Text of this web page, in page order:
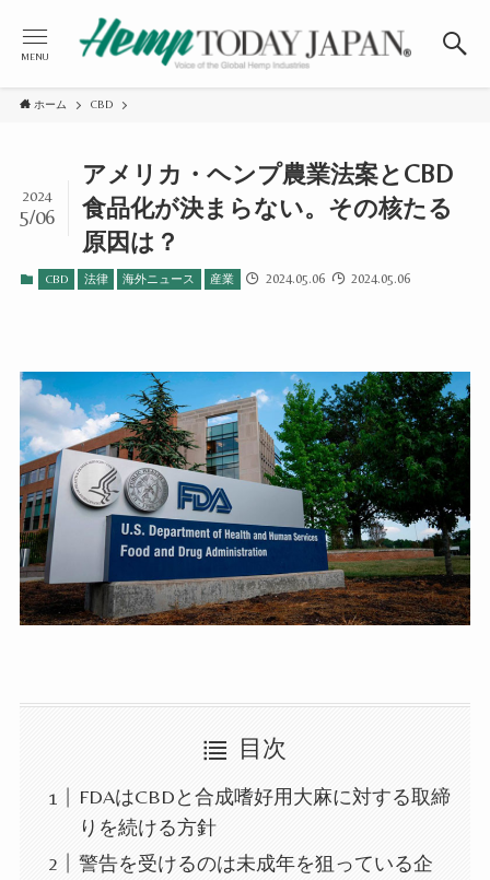
MENU
ホーム CBD
アメリカ・ヘンプ農業法案とCBD
食品化が決まらない。その核たる
原因は？
2024
5/06
CBD 法律 海外ニュース 産業 2024.05.06 2024.05.06
目次
FDAはCBDと合成嗜好用大麻に対する取締
りを続ける方針
警告を受けるのは未成年を狙っている企